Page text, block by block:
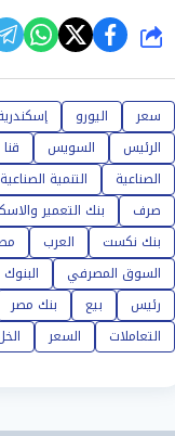
شارك
سعر اليورو
الرئيس
السويس قنا
الصناعية
التنمية الصناعية
صرف
بنك التعمير
بنك نكست
العرب
السوق المصرفي
رئيس
بيع بنك مصر
التعاملات
السعر